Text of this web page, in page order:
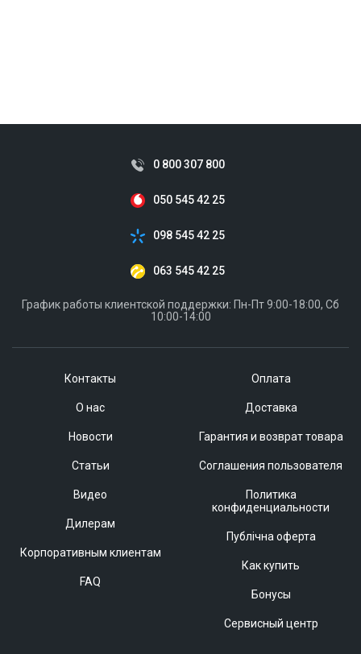
Контакты
О нас
Новости
Статьи
Видео
Дилерам
Корпоративным клиентам
FAQ
Оплата
Доставка
Гарантия и возврат товара
Соглашения пользователя
Политика
конфиденциальности
Публічна оферта
Как купить
Бонусы
Сервисный центр
0 800 307 800
050 545 42 25
098 545 42 25
063 545 42 25
График работы клиентской поддержки: Пн-Пт 9:00-18:00, Сб
10:00-14:00